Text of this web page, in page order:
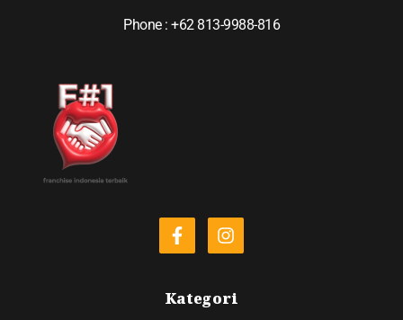
Phone : +62 813-9988-816
Kategori